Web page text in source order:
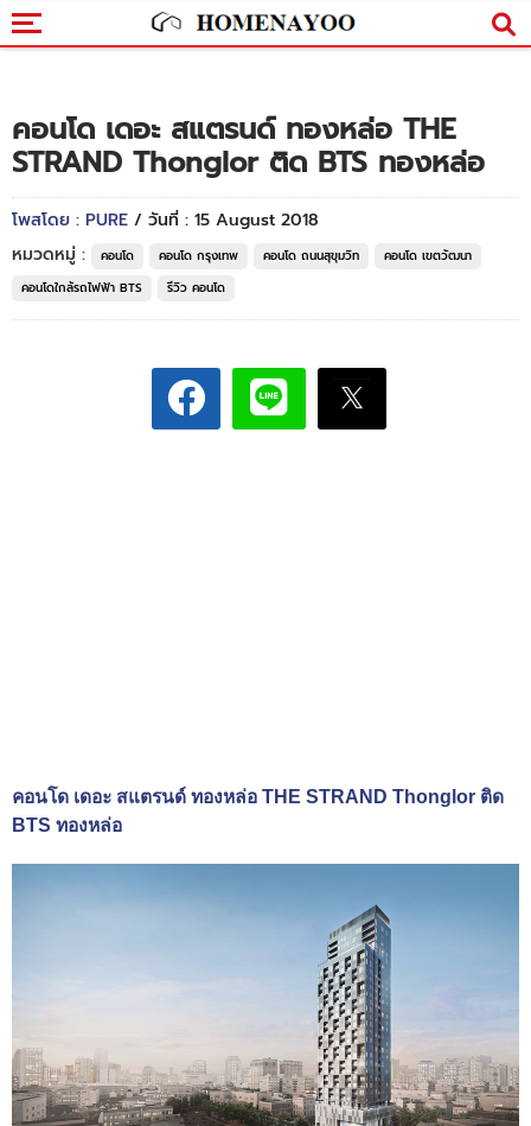
คอนโด เดอะ สแตรนด์ ทองหล่อ THE
STRAND Thonglor ติด BTS ทองหล่อ
โพสโดย : PURE / วันที่ : 15 August 2018
หมวดหมู่ :
คอนโด คอนโด กรุงเทพ คอนโด ถนนสุขุมวิท
คอนโด เขตวัฒนา
คอนโดใกล้รถไฟฟ้า BTS
รีวิว คอนโด
คอนโด เดอะ สแตรนด์ ทองหล่อ THE STRAND Thonglor ติด
BTS ทองหล่อ